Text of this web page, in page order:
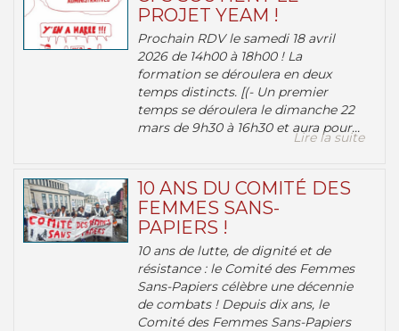
PROJET YEAM !
Prochain RDV le samedi 18 avril
2026 de 14h00 à 18h00 ! La
formation se déroulera en deux
temps distincts. [(- Un premier
temps se déroulera le dimanche 22
mars de 9h30 à 16h30 et aura pour...
Lire la suite
10 ANS DU COMITÉ DES
FEMMES SANS-
PAPIERS !
10 ans de lutte, de dignité et de
résistance : le Comité des Femmes
Sans-Papiers célèbre une décennie
de combats ! Depuis dix ans, le
Comité des Femmes Sans-Papiers